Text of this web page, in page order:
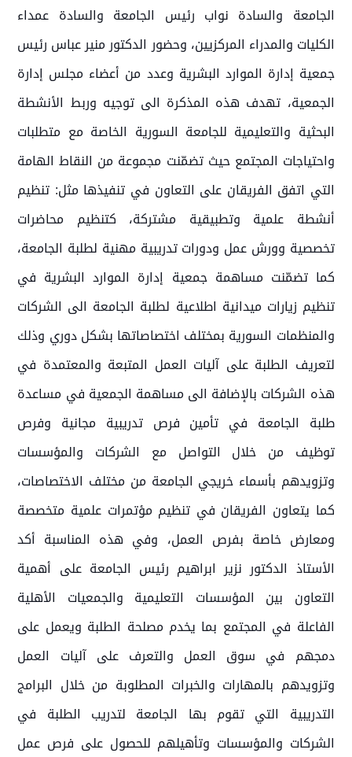
الجامعة والسادة نواب رئيس الجامعة والسادة عمداء
الكليات والمدراء المركزيين، وحضور الدكتور منير عباس رئيس
جمعية إدارة الموارد البشرية وعدد من أعضاء مجلس إدارة
الجمعية، تهدف هذه المذكرة الى توجيه وربط الأنشطة
البحثية والتعليمية للجامعة السورية الخاصة مع متطلبات
واحتياجات المجتمع حيث تضمّنت مجموعة من النقاط الهامة
التي اتفق الفريقان على التعاون في تنفيذها مثل: تنظيم
أنشطة علمية وتطبيقية مشتركة، كتنظيم محاضرات
تخصصية وورش عمل ودورات تدريبية مهنية لطلبة الجامعة،
كما تضمّنت مساهمة جمعية إدارة الموارد البشرية في
تنظيم زيارات ميدانية اطلاعية لطلبة الجامعة الى الشركات
والمنظمات السورية بمختلف اختصاصاتها بشكل دوري وذلك
لتعريف الطلبة على آليات العمل المتبعة والمعتمدة في
هذه الشركات بالإضافة الى مساهمة الجمعية في مساعدة
طلبة الجامعة في تأمين فرص تدريبية مجانية وفرص
توظيف من خلال التواصل مع الشركات والمؤسسات
وتزويدهم بأسماء خريجي الجامعة من مختلف الاختصاصات،
كما يتعاون الفريقان في تنظيم مؤتمرات علمية متخصصة
ومعارض خاصة بفرص العمل، وفي هذه المناسبة أكد
الأستاذ الدكتور نزير ابراهيم رئيس الجامعة على أهمية
التعاون بين المؤسسات التعليمية والجمعيات الأهلية
الفاعلة في المجتمع بما يخدم مصلحة الطلبة ويعمل على
دمجهم في سوق العمل والتعرف على آليات العمل
وتزويدهم بالمهارات والخبرات المطلوبة من خلال البرامج
التدريبية التي تقوم بها الجامعة لتدريب الطلبة في
الشركات والمؤسسات وتأهيلهم للحصول على فرص عمل